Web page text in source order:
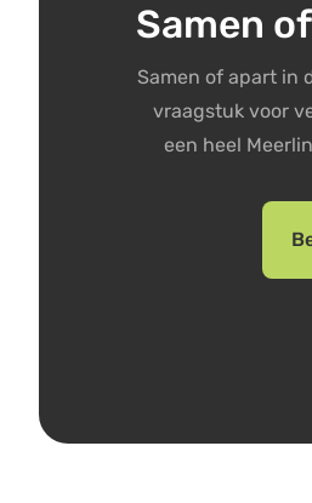
Samen
Samen of apart in
vraagstuk voor
een heel